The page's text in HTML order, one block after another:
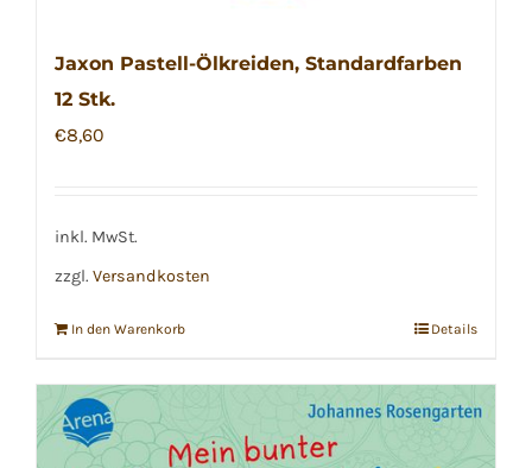
Jaxon Pastell-Ölkreiden, Standardfarben
12 Stk.
€8,60
inkl. MwSt.
zzgl. Versandkosten
In den Warenkorb Details